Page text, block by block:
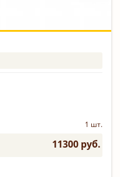
1 шт.
11300 руб.